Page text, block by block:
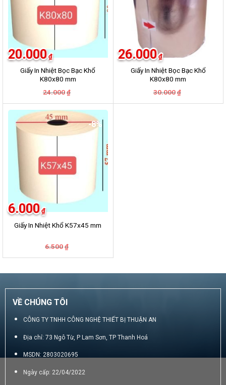
Giấy In Nhiệt Bọc Bạc Khổ
K80x80 mm
24.000 ₫
là:
24.000₫.
20.000 ₫
tại
là:
20.000₫.
Giấy In Nhiệt Bọc Bạc Khổ
K80x80 mm
30.000 ₫
là:
26.000 ₫
tại
-8%
Giấy In Nhiệt Khổ K57x45 mm
6.500 ₫
là:
6.000 ₫
tại
6.000₫.
VỀ CHÚNG TÔI
CÔNG TY TNHH CÔNG NGHỆ THIẾT BỊ THUẬN AN
Địa chỉ: 73 Ngô Từ, P Lam Sơn, TP Thanh Hoá
MSDN: 2803020695
Ngày cấp: 22/04/2022